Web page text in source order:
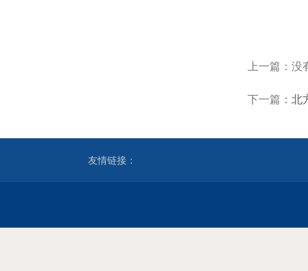
上一篇：没
下一篇： 北
友情链接：